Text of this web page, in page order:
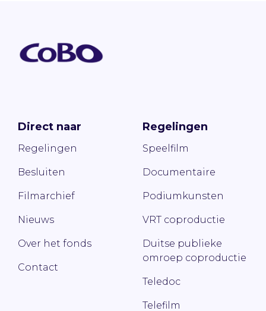
Direct naar
Regelingen
Besluiten
Filmarchief
Nieuws
Over het fonds
Contact
Regelingen
Speelfilm
Documentaire
Podiumkunsten
VRT coproductie
Duitse publieke
omroep coproductie
Teledoc
Telefilm